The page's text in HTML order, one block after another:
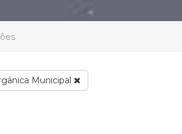
Municipal